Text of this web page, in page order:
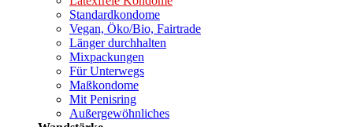
Standardkondome
Vegan, Öko/Bio, Fairtrade
Länger durchhalten
Mixpackungen
Für Unterwegs
Maßkondome
Mit Penisring
Außergewöhnliches